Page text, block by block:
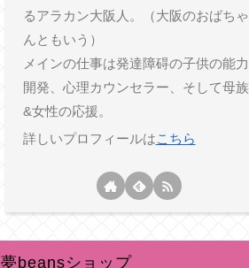
るアラカン大阪人。（大阪のおばちゃ
んともいう）
メインの仕事は発達障碍の子供の能力
開発、心理カウンセラー、そして母族
&女性の応援。
詳しいプロフィールはこちら
夢beansショップ